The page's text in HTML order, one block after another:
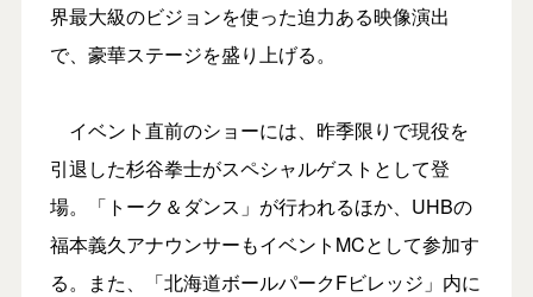
界最大級のビジョンを使った迫力ある映像演出
で、豪華ステージを盛り上げる。
イベント直前のショーには、昨季限りで現役を
引退した杉谷拳士がスペシャルゲストとして登
場。「トーク＆ダンス」が行われるほか、UHBの
福本義久アナウンサーもイベントMCとして参加す
る。また、「北海道ボールパークFビレッジ」内に